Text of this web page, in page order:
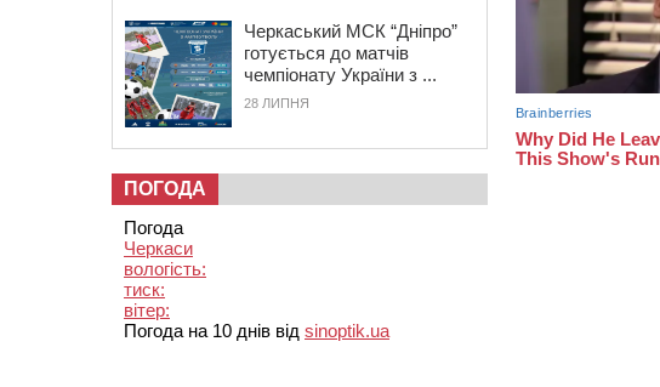
Черкаський МСК “Дніпро”
готується до матчів
чемпіонату України з ...
28 ЛИПНЯ
ПОГОДА
Погода
Черкаси
вологість:
тиск:
вітер:
Погода на 10 днів від sinoptik.ua